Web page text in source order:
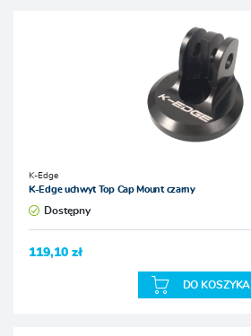
K-Edge
K-Edge uchwyt Top Cap Mount czarny
Dostępny
119,10 zł
DO KOSZYKA